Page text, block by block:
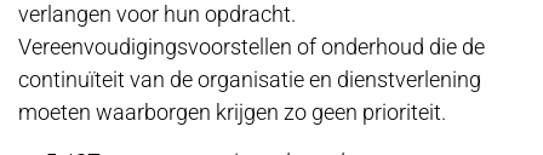
verlangen voor hun opdracht.
Vereenvoudigingsvoorstellen of onderhoud die de
continuïteit van de organisatie en dienstverlening
moeten waarborgen krijgen zo geen prioriteit.